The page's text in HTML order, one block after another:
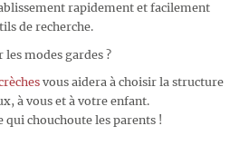
rapidement et facilement
de recherche.
modes gardes ?
vous aidera à choisir la structure
à vous et à votre enfant.
chouchoute les parents !